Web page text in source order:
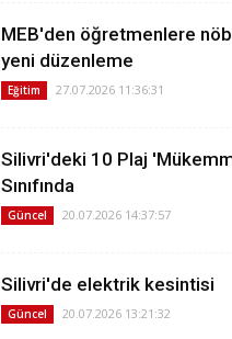
MEB'den öğretmenlere
yeni düzenleme
Eğitim 27.07.2026 11:36:31
Silivri'deki 10 Plaj
Sınıfında
Güncel 20.07.2026 14:37:57
Silivri'de elektrik kesintisi
Güncel 20.07.2026 13:21:32